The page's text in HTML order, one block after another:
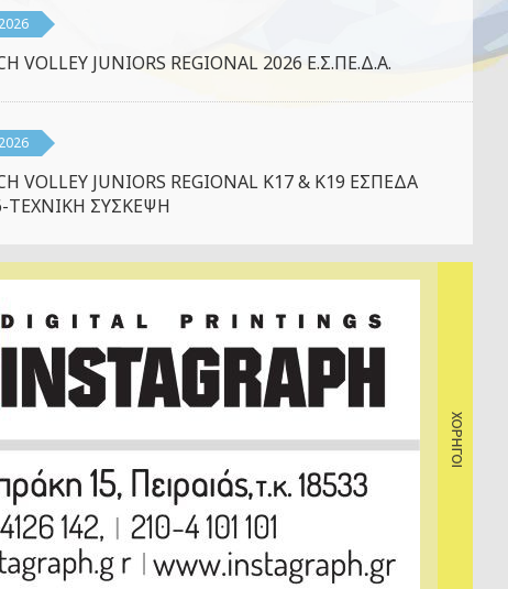
VOLLEY JUNIORS REGIONAL 2026 Ε.Σ.ΠΕ.Δ.Α.
VOLLEY JUNIORS REGIONAL K17 & K19 ΕΣΠΕΔΑ
ΤΕΧΝΙΚΗ ΣΥΣΚΕΨΗ